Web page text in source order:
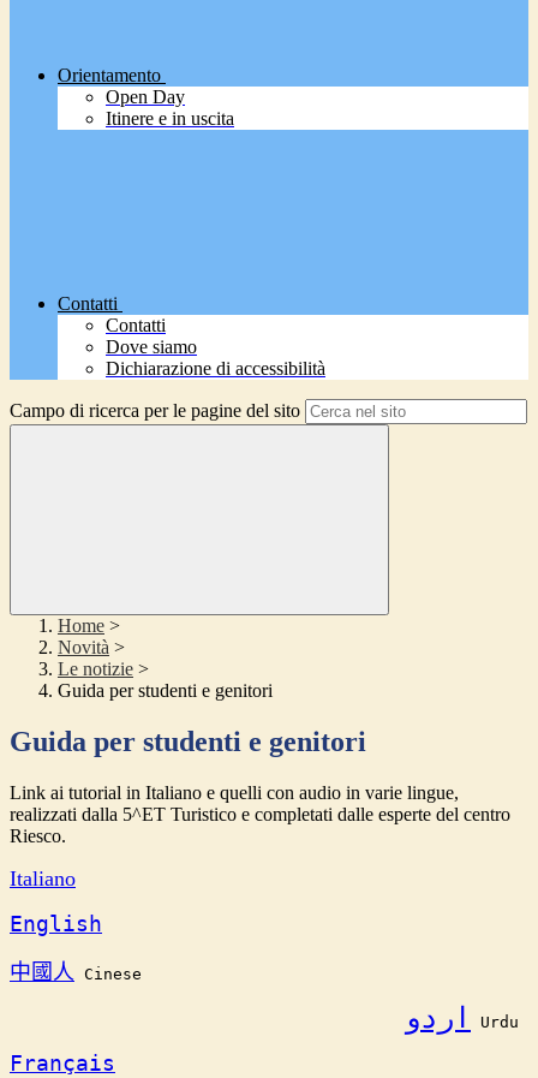
Orientamento
Open Day
Itinere e in uscita
Contatti
Contatti
Dove siamo
Dichiarazione di accessibilità
Campo di ricerca per le pagine del sito
Home >
Novità >
Le notizie >
Guida per studenti e genitori
Guida per studenti e genitori
Link ai tutorial in Italiano e quelli con audio in varie lingue,
realizzati dalla 5^ET Turistico e completati dalle esperte del centro
Riesco.
Italiano
English
中國人
Cinese
اردو
Français